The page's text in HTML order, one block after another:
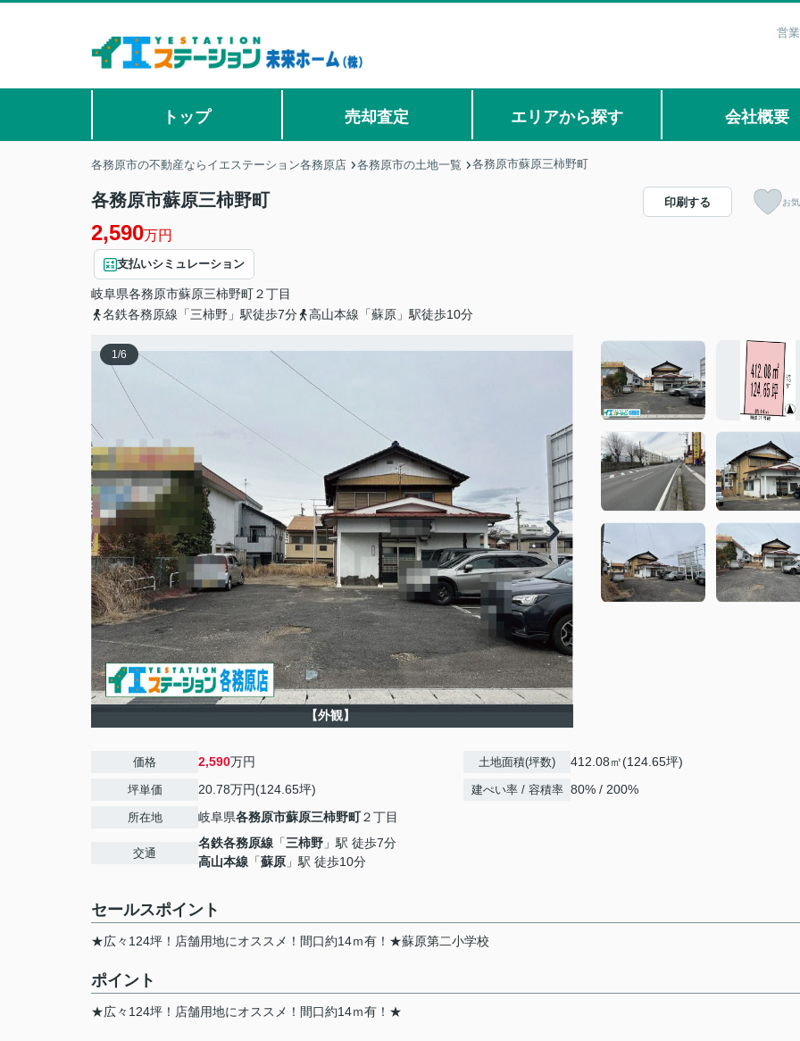
営
トップ 売却査定 エリアから探す 会社概要
各務原市の不動産ならイエステーション各務原店 各務原市の土地一覧 各務原市蘇原三柿野町
各務原市蘇原三柿野町
2,590万円
支払いシミュレーション
岐阜県各務原市蘇原三柿野町２丁目
名鉄各務原線「三柿野」駅徒歩7分
高山本線「蘇原」駅徒歩10分
印刷する お
1/6
【外観】
価格 2,590万円
坪単価 20.78万円(124.65坪)
所在地 岐阜県各務原市蘇原三柿野町２丁目
交通
名鉄各務原線 「三柿野 」駅 徒歩7分
高山本線 「蘇原 」駅 徒歩10分
土地面積(坪数) 412.08㎡(124.65坪)
建ぺい率 / 容積率 80% / 200%
セールスポイント
★広々124坪！店舗用地にオススメ！間口約14ｍ有！★蘇原第二小学校
ポイント
★広々124坪！店舗用地にオススメ！間口約14ｍ有！★